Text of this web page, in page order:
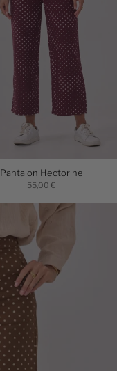
Pantalon Hectorine
55,00 €